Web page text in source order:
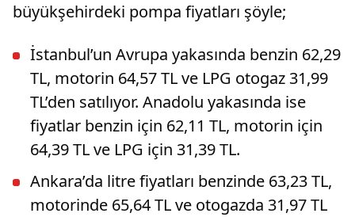
büyükşehirdeki pompa fiyatları şöyle;
İstanbul’un Avrupa yakasında benzin 62,29
TL, motorin 64,57 TL ve LPG otogaz 31,99
TL’den satılıyor. Anadolu yakasında ise
fiyatlar benzin için 62,11 TL, motorin için
64,39 TL ve LPG için 31,39 TL.
Ankara’da litre fiyatları benzinde 63,23 TL,
motorinde 65,64 TL ve otogazda 31,97 TL